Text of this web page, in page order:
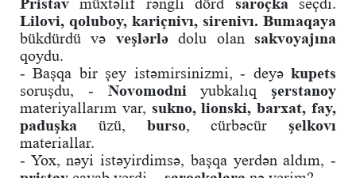
Lilovi, qoluboy, kariçnivı, sirenivı. Bumaqaya
bükdürdü və veşlərlədolu olansakvoyajına
qoydu.
- Başqa bir şey istəmirsinizmi, - deyə kupets
soruşdu, - Novomodni yubkalıq şerstanoy
materiyallarım var, sukno, lionski, barxat, fay,
paduşka üzü, burso, cürbəcür şelkovı
materiallar.
- Yox, nəyi istəyirdimsə, başqa yerdən aldım, -